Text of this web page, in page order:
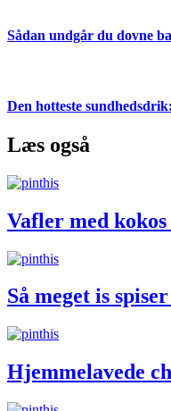
Sådan undgår du dovne
Den hotteste
Læs også
Vafler med
Så meget is
Hjemmelavede